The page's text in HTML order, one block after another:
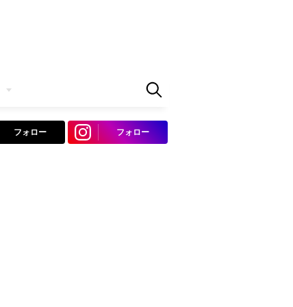
フォロー フォロー